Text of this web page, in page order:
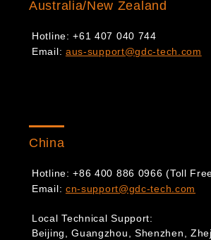
Australia/New Zealand
Hotline: +61 407 040 744
Email: aus-support@gdc-tech.com
China
Hotline: +86 400 886 0966 (Toll
Email: cn-support@gdc-tech.com
Local Technical Support:
Beijing, Guangzhou, Shenzhen,